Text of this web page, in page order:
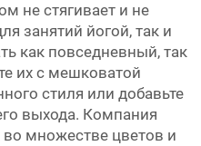
не стягивает и не
занятий йогой, так и
как повседневный, так
их с мешковатой
стиля или добавьте
выхода. Компания
во множестве цветов и